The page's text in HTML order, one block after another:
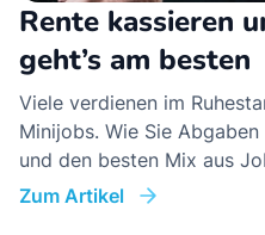
Rente kassieren
geht’s am besten
Viele verdienen im
Minijobs. Wie Sie
und den besten Mix aus
Zum Artikel